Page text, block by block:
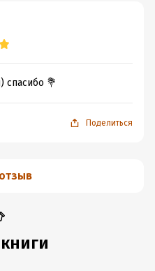
спасибо 💐
Поделиться